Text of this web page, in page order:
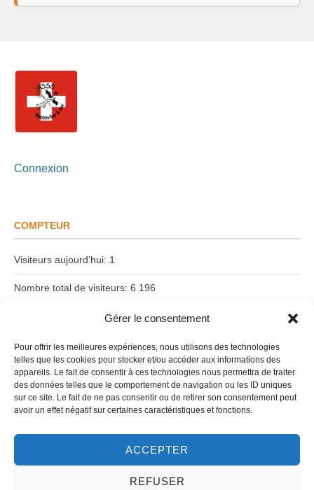
Gérer le consentement
Pour offrir les meilleures expériences, nous utilisons des technologies
telles que les cookies pour stocker et/ou accéder aux informations des
appareils. Le fait de consentir à ces technologies nous permettra de traiter
des données telles que le comportement de navigation ou les ID uniques
sur ce site. Le fait de ne pas consentir ou de retirer son consentement peut
avoir un effet négatif sur certaines caractéristiques et fonctions.
ACCEPTER
REFUSER
Connexion
COMPTEUR
Visiteurs aujourd’hui: 1
Nombre total de visiteurs: 6 196
Date du dernier article:18 juin 2026
Suivez-nous !